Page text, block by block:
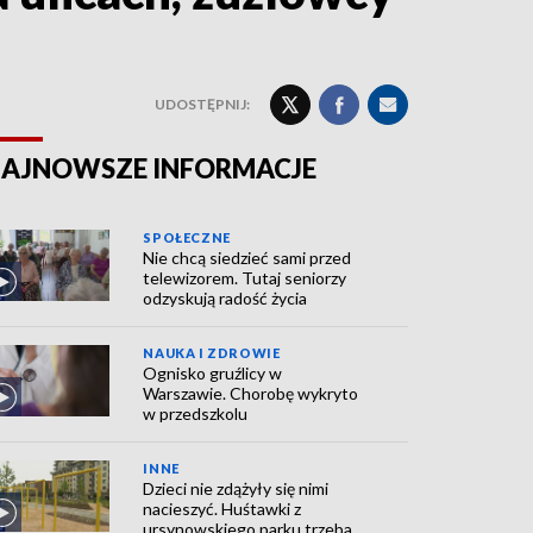
UDOSTĘPNIJ:
INFORMACJE
SPOŁECZNE
Nie chcą siedzieć sami przed
telewizorem. Tutaj seniorzy
odzyskują radość życia
NAUKA I ZDROWIE
Ognisko gruźlicy w
Warszawie. Chorobę wykryto
w przedszkolu
INNE
Dzieci nie zdążyły się nimi
nacieszyć. Huśtawki z
ursynowskiego parku trzeba